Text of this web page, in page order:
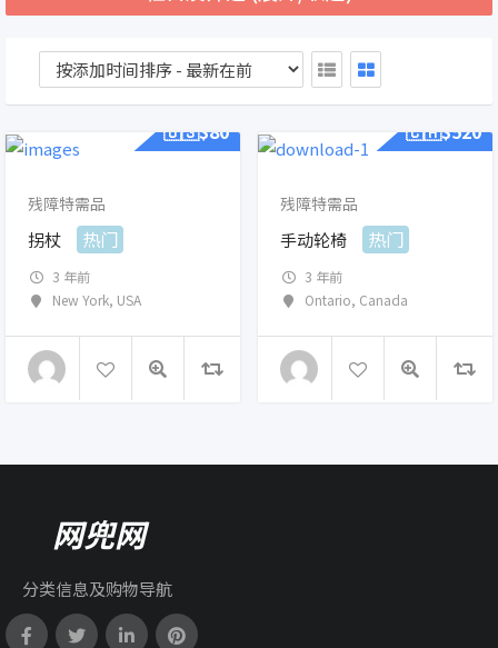
🇺🇸$80
残障特需品
拐杖 热门
3 年前
New York, USA
🇨🇦$520
残障特需品
手动轮椅 热门
3 年前
Ontario, Canada
网兜网
分类信息及购物导航